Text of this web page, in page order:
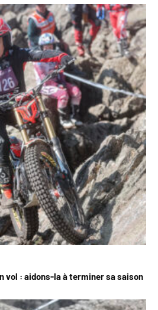
vol : aidons-la à terminer sa saison